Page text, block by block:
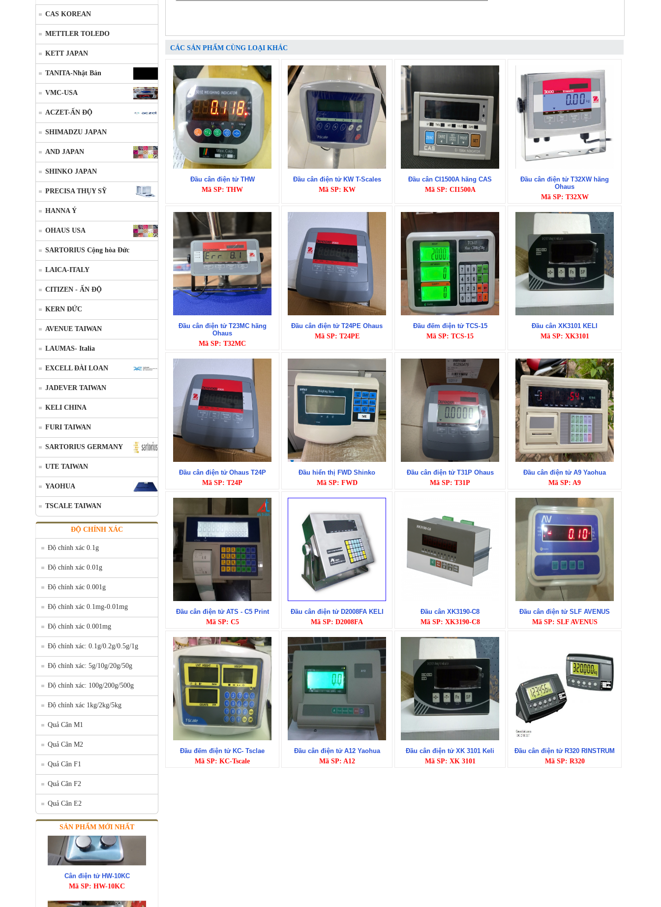
CAS KOREAN
METTLER TOLEDO
KETT JAPAN
TANITA-Nhật Bản
VMC-USA
ACZET-ẤN ĐỘ
SHIMADZU JAPAN
AND JAPAN
SHINKO JAPAN
PRECISA THỤY SỸ
HANNA Ý
OHAUS USA
SARTORIUS Cộng hòa Đức
LAICA-ITALY
CITIZEN - ẤN ĐỘ
KERN ĐỨC
AVENUE TAIWAN
LAUMAS- Italia
EXCELL ĐÀI LOAN
JADEVER TAIWAN
KELI CHINA
FURI TAIWAN
SARTORIUS GERMANY
UTE TAIWAN
YAOHUA
TSCALE TAIWAN
ĐỘ CHÍNH XÁC
Độ chính xác 0.1g
Độ chính xác 0.01g
Độ chính xác 0.001g
Độ chính xác 0.1mg-0.01mg
Độ chính xác 0.001mg
Độ chính xác: 0.1g/0.2g/0.5g/1g
Độ chính xác: 5g/10g/20g/50g
Độ chính xác: 100g/200g/500g
Độ chính xác 1kg/2kg/5kg
Quả Cân M1
Quả Cân M2
Quả Cân F1
Quả Cân F2
Quả Cân E2
SẢN PHẨM MỚI NHẤT
Cân điện tử HW-10KC
Mã SP: HW-10KC
CÁC SẢN PHẨM CÙNG LOẠI KHÁC
Đầu cân điện tử THW
Mã SP: THW
Đầu cân điện tử KW T-Scales
Mã SP: KW
Đầu cân CI1500A hãng CAS
Mã SP: CI1500A
Đầu cân điện tử T32XW hãng
Ohaus
Mã SP: T32XW
Đầu cân điện tử T23MC hãng
Ohaus
Mã SP: T32MC
Đầu cân điện tử T24PE Ohaus
Mã SP: T24PE
Đầu đếm điện tử TCS-15
Mã SP: TCS-15
Đầu cân XK3101 KELI
Mã SP: XK3101
Đầu cân điện tử Ohaus T24P
Mã SP: T24P
Đầu hiển thị FWD Shinko
Mã SP: FWD
Đầu cân điện tử T31P Ohaus
Mã SP: T31P
Đầu cân điện tử A9 Yaohua
Mã SP: A9
Đầu cân điện tử ATS - C5 Print
Mã SP: C5
Đầu cân điện tử D2008FA KELI
Mã SP: D2008FA
Đầu cân XK3190-C8
Mã SP: XK3190-C8
Đầu cân điện tử SLF AVENUS
Mã SP: SLF AVENUS
Đầu đếm điện tử KC- Tsclae
Mã SP: KC-Tscale
Đầu cân điện tử A12 Yaohua
Mã SP: A12
Đầu cân điện tử XK 3101 Keli
Mã SP: XK 3101
Đầu cân điện tử R320 RINSTRUM
Mã SP: R320